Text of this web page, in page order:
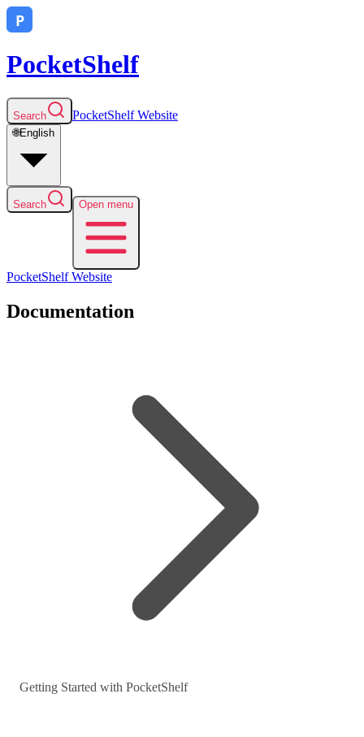
PocketShelf
Search PocketShelfWebsite
🌐English
Search Open menu
PocketShelfWebsite
Documentation
Getting Started with PocketShelf